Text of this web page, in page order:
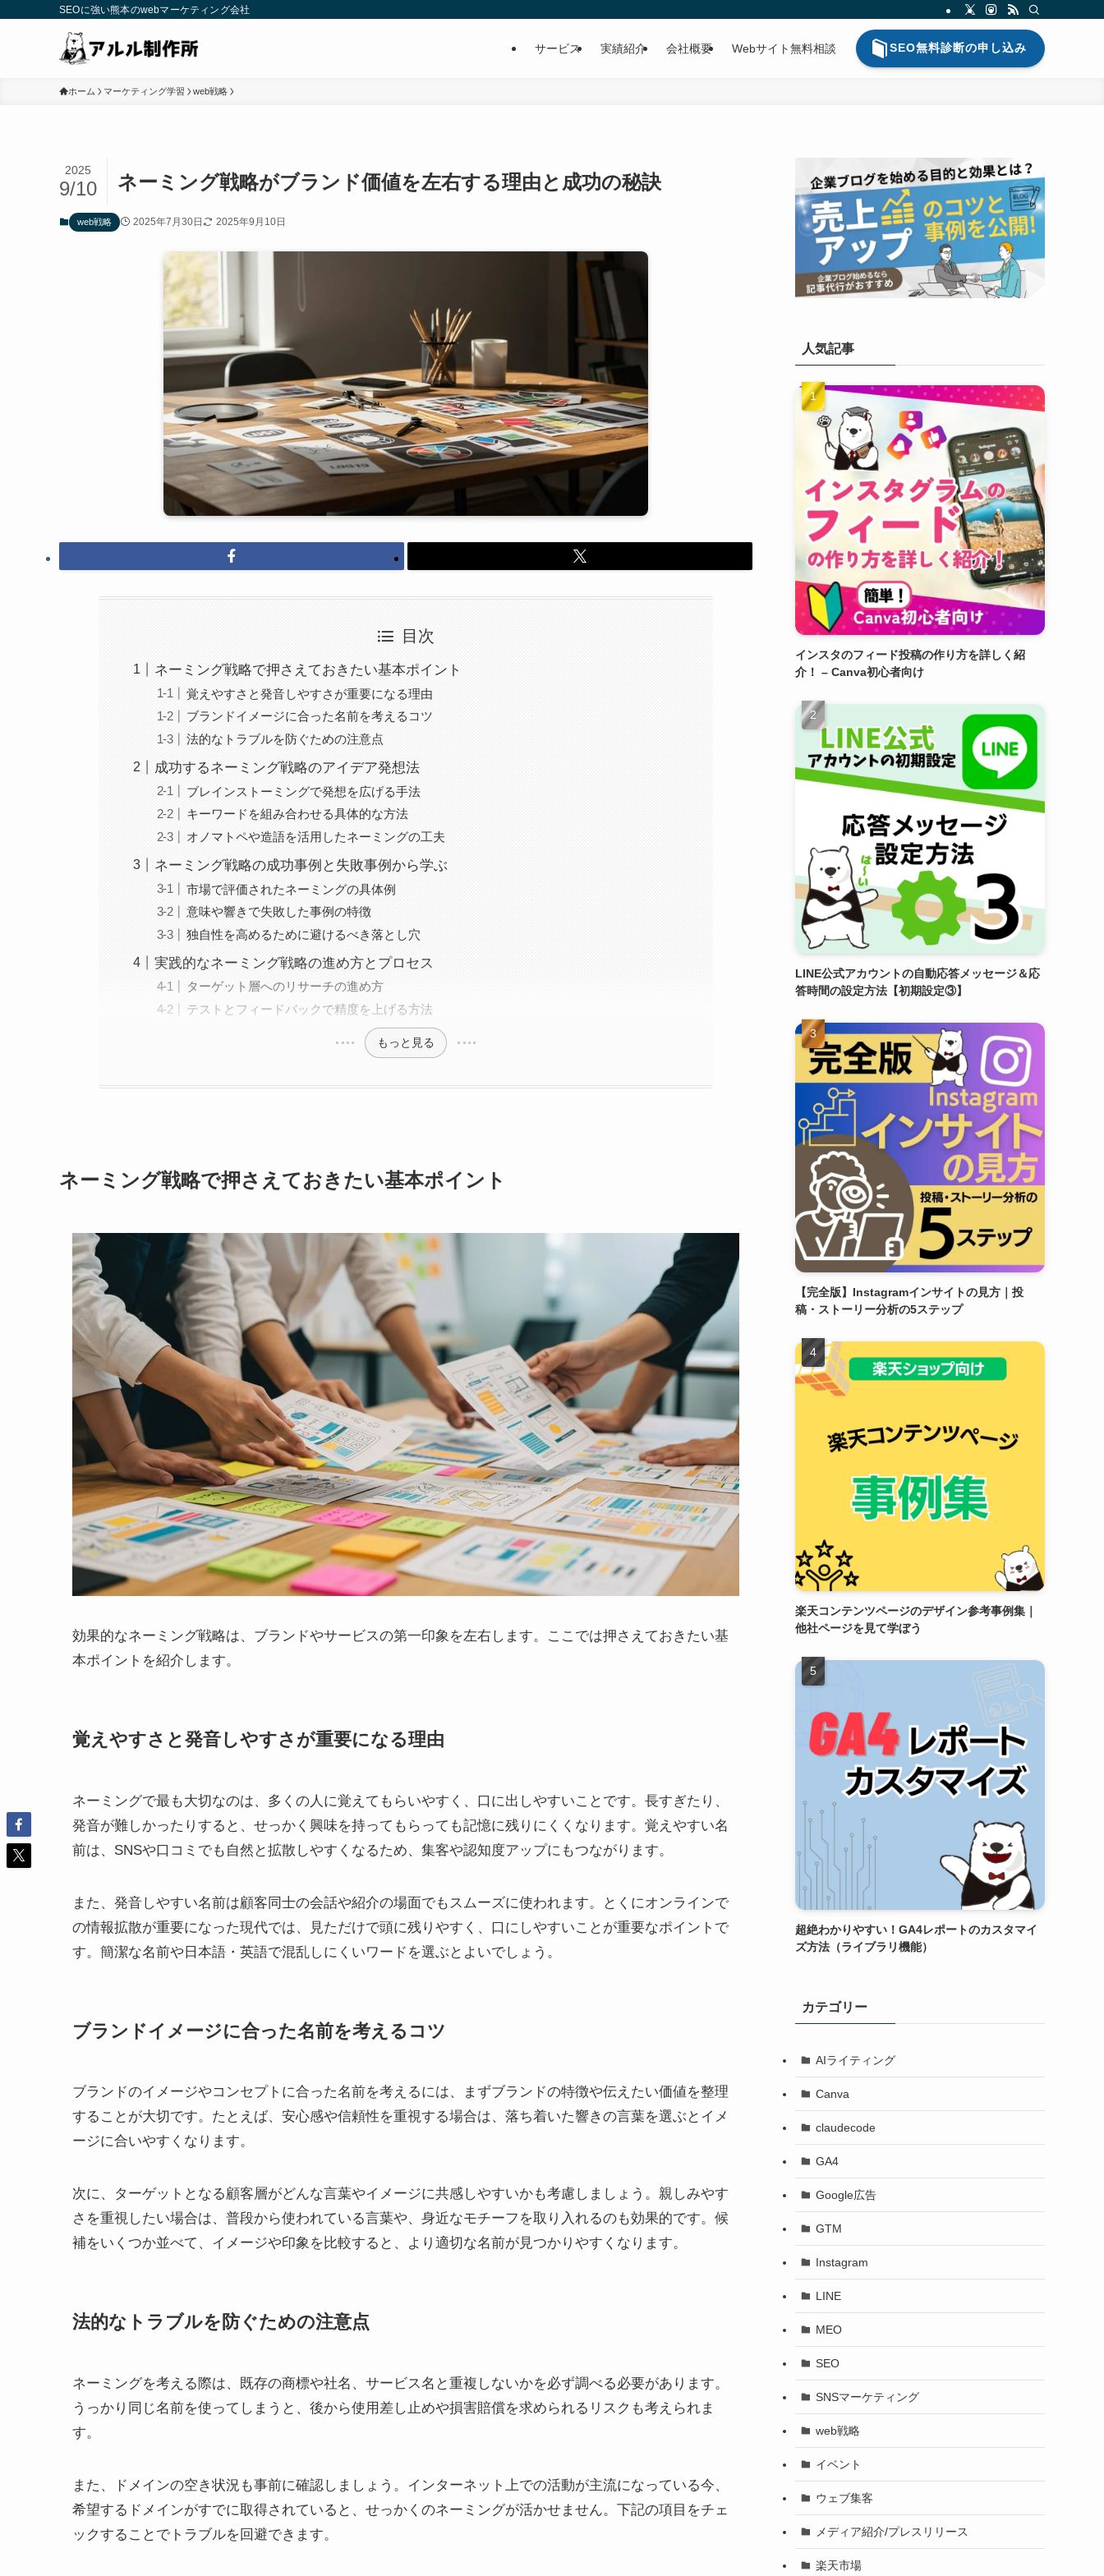
SEOに強い熊本のwebマーケティング会社
サービス 実績紹介 会社概要 Webサイト無料相談 SEO無料診断の申し込み
ホーム マーケティング学習 web戦略
ネーミング戦略がブランド価値を左右する理由と成功の秘訣
2025
9/10
web戦略 2025年7月30日 2025年9月10日
目次
ネーミング戦略で押さえておきたい基本ポイント
覚えやすさと発音しやすさが重要になる理由
ブランドイメージに合った名前を考えるコツ
法的なトラブルを防ぐための注意点
成功するネーミング戦略のアイデア発想法
ブレインストーミングで発想を広げる手法
キーワードを組み合わせる具体的な方法
オノマトペや造語を活用したネーミングの工夫
ネーミング戦略の成功事例と失敗事例から学ぶ
市場で評価されたネーミングの具体例
意味や響きで失敗した事例の特徴
独自性を高めるために避けるべき落とし穴
実践的なネーミング戦略の進め方とプロセス
ターゲット層へのリサーチの進め方
テストとフィードバックで精度を上げる方法
もっと見る
ネーミング戦略で押さえておきたい基本ポイント
効果的なネーミング戦略は、ブランドやサービスの第一印象を左右します。ここでは押さえておきたい基
本ポイントを紹介します。
覚えやすさと発音しやすさが重要になる理由
ネーミングで最も大切なのは、多くの人に覚えてもらいやすく、口に出しやすいことです。長すぎたり、
発音が難しかったりすると、せっかく興味を持ってもらっても記憶に残りにくくなります。覚えやすい名
前は、SNSや口コミでも自然と拡散しやすくなるため、集客や認知度アップにもつながります。
また、発音しやすい名前は顧客同士の会話や紹介の場面でもスムーズに使われます。とくにオンラインで
の情報拡散が重要になった現代では、見ただけで頭に残りやすく、口にしやすいことが重要なポイントで
す。簡潔な名前や日本語・英語で混乱しにくいワードを選ぶとよいでしょう。
ブランドイメージに合った名前を考えるコツ
ブランドのイメージやコンセプトに合った名前を考えるには、まずブランドの特徴や伝えたい価値を整理
することが大切です。たとえば、安心感や信頼性を重視する場合は、落ち着いた響きの言葉を選ぶとイメ
ージに合いやすくなります。
次に、ターゲットとなる顧客層がどんな言葉やイメージに共感しやすいかも考慮しましょう。親しみやす
さを重視したい場合は、普段から使われている言葉や、身近なモチーフを取り入れるのも効果的です。候
補をいくつか並べて、イメージや印象を比較すると、より適切な名前が見つかりやすくなります。
法的なトラブルを防ぐための注意点
ネーミングを考える際は、既存の商標や社名、サービス名と重複しないかを必ず調べる必要があります。
うっかり同じ名前を使ってしまうと、後から使用差し止めや損害賠償を求められるリスクも考えられま
す。
また、ドメインの空き状況も事前に確認しましょう。インターネット上での活動が主流になっている今、
希望するドメインがすでに取得されていると、せっかくのネーミングが活かせません。下記の項目をチェ
ックすることでトラブルを回避できます。
人気記事
インスタのフィード投稿の作り方を詳しく紹
介！ – Canva初心者向け
LINE公式アカウントの自動応答メッセージ＆応
答時間の設定方法【初期設定③】
【完全版】Instagramインサイトの見方｜投
稿・ストーリー分析の5ステップ
楽天コンテンツページのデザイン参考事例集｜
他社ページを見て学ぼう
超絶わかりやすい！GA4レポートのカスタマイ
ズ方法（ライブラリ機能）
カテゴリー
AIライティング
Canva
claudecode
GA4
Google広告
GTM
Instagram
LINE
MEO
SEO
SNSマーケティング
web戦略
イベント
ウェブ集客
メディア紹介/プレスリリース
楽天市場